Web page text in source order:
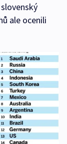
ale ocenili